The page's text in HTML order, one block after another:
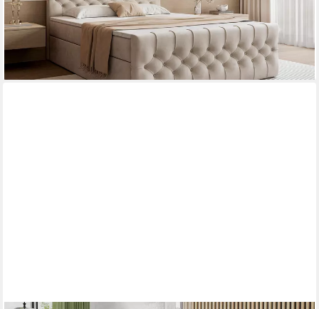
ab 1.099,00 € UVP 1.399,00 €
-21%
lieferbar in 6 Wochen
+3